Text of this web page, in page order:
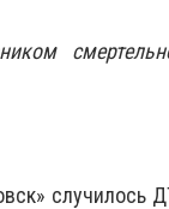
случилось